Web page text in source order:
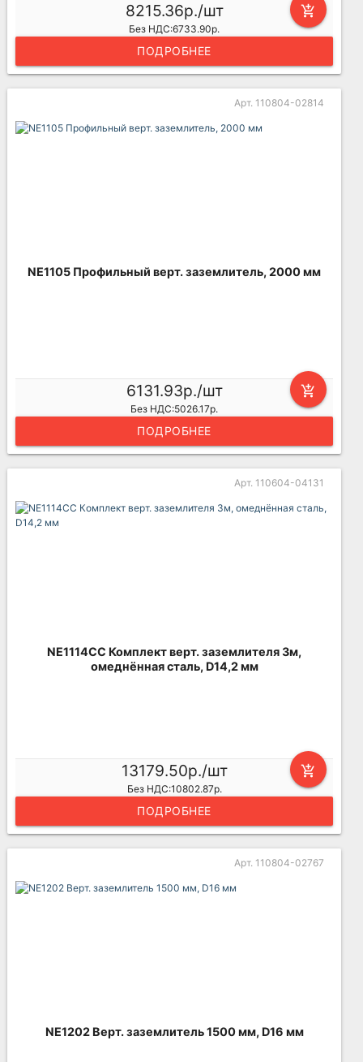
add_shopping_cart
8215.36р./шт
Без НДС:6733.90р.
ПОДРОБНЕЕ
Арт. 110804-02814
NE1105 Профильный верт. заземлитель, 2000 мм
add_shopping_cart
6131.93р./шт
Без НДС:5026.17р.
ПОДРОБНЕЕ
Арт. 110604-04131
NE1114CC Комплект верт. заземлителя 3м,
омеднённая сталь, D14,2 мм
add_shopping_cart
13179.50р./шт
Без НДС:10802.87р.
ПОДРОБНЕЕ
Арт. 110804-02767
NE1202 Верт. заземлитель 1500 мм, D16 мм